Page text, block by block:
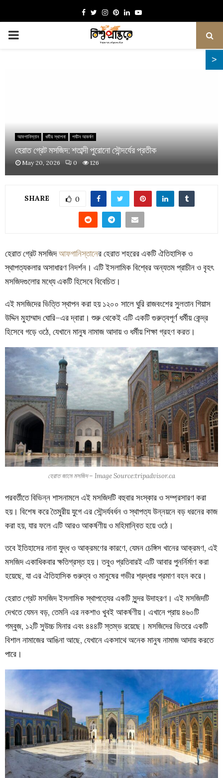
Facebook
TwitterInstagram
Pinterest
LinkedinYoutube
PRIMARY
আফগানিস্তান ধর্মীয় স্থাপনা পর্যটন আকর্ষণ
হেরাত গ্রেট মসজিদ: শতাব্দী পুরোনো সৌন্দর্যের প্রতীক
May 20, 2026 0 126
SHARE 0
হেরাত গ্রেট মসজিদআফগানিস্তানের হেরাত শহরের একটি ঐতিহাসিক ও
স্থাপত্যকলার অসাধারণ নিদর্শন। এটি ইসলামিক বিশ্বের অন্যতম প্রাচীন ও বৃহৎ
মসজিদগুলোর মধ্যে একটি হিসেবে বিবেচিত।
এই মসজিদের ভিত্তি স্থাপন করা হয় ১২০০ সালে ঘুরি রাজবংশের সুলতান গিয়াস
উদ্দিন মুহাম্মাদ ঘোরি–এর দ্বারা। শুরু থেকেই এটি একটি গুরুত্বপূর্ণ ধর্মীয় কেন্দ্র
হিসেবে গড়ে ওঠে, যেখানে মানুষ নামাজ আদায় ও ধর্মীয় শিক্ষা গ্রহণ করত।
হেরাত জামে মসজিদ – Image Source:tripadvisor.ca
পরবর্তীতে বিভিন্ন শাসনামলে এই মসজিদটি বহুবার সংস্কার ও সম্প্রসারণ করা
হয়। বিশেষ করে তৈমুরীয় যুগে এর সৌন্দর্যবর্ধন ও স্থাপত্য উন্নয়নে বড় ধরনের কাজ
করা হয়, যার ফলে এটি আরও আকর্ষণীয় ও মহিমান্বিত হয়ে ওঠে।
তবে ইতিহাসের নানা যুদ্ধ ও আক্রমণের কারণে, যেমন চেঙ্গিস খানের আক্রমণ, এই
মসজিদ একাধিকবার ক্ষতিগ্রস্ত হয়। তবুও প্রতিবারই এটি আবার পুনর্নির্মাণ করা
হয়েছে, যা এর ঐতিহাসিক গুরুত্ব ও মানুষের গভীর শ্রদ্ধার প্রমাণ বহন করে।
হেরাত গ্রেট মসজিদ ইসলামিক স্থাপত্যের একটি সুন্দর উদাহরণ। এই মসজিদটি
দেখতে যেমন বড়, তেমনি এর নকশাও খুবই আকর্ষণীয়। এখানে প্রায় ৪৬০টি
গম্বুজ, ১২টি সুউচ্চ মিনার এবং ৪৪৪টি স্তম্ভ রয়েছে। মসজিদের ভিতরে একটি
বিশাল নামাজের আঙিনা আছে, যেখানে একসাথে অনেক মানুষ নামাজ আদায় করতে
পারে।